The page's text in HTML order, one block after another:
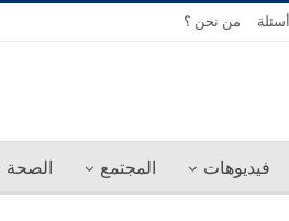
أسئلة من نحن ؟
فيديوهات المجتمع الصحة